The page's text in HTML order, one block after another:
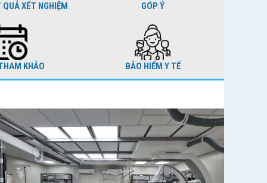
XÉT NGHIỆM GÓP Ý
KHẢO BẢO HIỂM Y TẾ